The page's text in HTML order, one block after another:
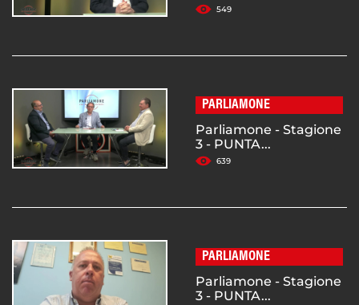
549
PARLIAMONE
Parliamone - Stagione
3 - PUNTA...
639
PARLIAMONE
Parliamone - Stagione
3 - PUNTA...